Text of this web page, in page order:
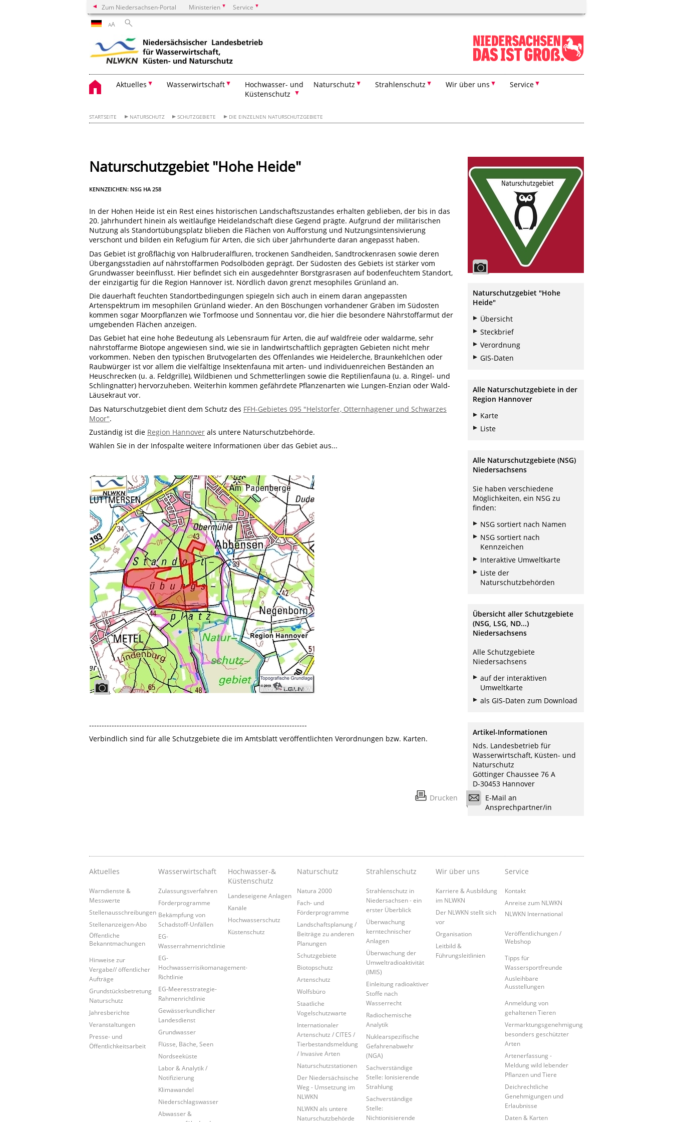
Zum Niedersachsen-Portal Ministerien Service
AA
Aktuelles Wasserwirtschaft
Hochwasser- und
Küstenschutz
Naturschutz Strahlenschutz Wir über uns Service
STARTSEITE NATURSCHUTZ SCHUTZGEBIETE DIE EINZELNEN NATURSCHUTZGEBIETE
Naturschutzgebiet "Hohe Heide"
KENNZEICHEN: NSG HA 258
In der Hohen Heide ist ein Rest eines historischen Landschaftszustandes erhalten geblieben, der bis in das
20. Jahrhundert hinein als weitläufige Heidelandschaft diese Gegend prägte. Aufgrund der militärischen
Nutzung als Standortübungsplatz blieben die Flächen von Aufforstung und Nutzungsintensivierung
verschont und bilden ein Refugium für Arten, die sich über Jahrhunderte daran angepasst haben.
Das Gebiet ist großflächig von Halbruderalfluren, trockenen Sandheiden, Sandtrockenrasen sowie deren
Übergangsstadien auf nährstoffarmen Podsolböden geprägt. Der Südosten des Gebiets ist stärker vom
Grundwasser beeinflusst. Hier befindet sich ein ausgedehnter Borstgrasrasen auf bodenfeuchtem Standort,
der einzigartig für die Region Hannover ist. Nördlich davon grenzt mesophiles Grünland an.
Die dauerhaft feuchten Standortbedingungen spiegeln sich auch in einem daran angepassten
Artenspektrum im mesophilen Grünland wieder. An den Böschungen vorhandener Gräben im Südosten
kommen sogar Moorpflanzen wie Torfmoose und Sonnentau vor, die hier die besondere Nährstoffarmut der
umgebenden Flächen anzeigen.
Das Gebiet hat eine hohe Bedeutung als Lebensraum für Arten, die auf waldfreie oder waldarme, sehr
nährstoffarme Biotope angewiesen sind, wie sie in landwirtschaftlich geprägten Gebieten nicht mehr
vorkommen. Neben den typischen Brutvogelarten des Offenlandes wie Heidelerche, Braunkehlchen oder
Raubwürger ist vor allem die vielfältige Insektenfauna mit arten- und individuenreichen Beständen an
Heuschrecken (u. a. Feldgrille), Wildbienen und Schmetterlingen sowie die Reptilienfauna (u. a. Ringel- und
Schlingnatter) hervorzuheben. Weiterhin kommen gefährdete Pflanzenarten wie Lungen-Enzian oder Wald-
Läusekraut vor.
Das Naturschutzgebiet dient dem Schutz des FFH-Gebietes 095 "Helstorfer, Otternhagener und Schwarzes
Moor".
Zuständig ist die Region Hannover als untere Naturschutzbehörde.
Wählen Sie in der Infospalte weitere Informationen über das Gebiet aus...
Bildrechte:NLWKN
---------------------------------------------------------------------------------------
Verbindlich sind für alle Schutzgebiete die im Amtsblatt veröffentlichten Verordnungen bzw. Karten.
Drucken
Naturschutzgebiet "Hohe
Heide"
Übersicht
Steckbrief
Verordnung
GIS-Daten
Alle Naturschutzgebiete in der
Region Hannover
Karte
Liste
Alle Naturschutzgebiete (NSG)
Niedersachsens
Sie haben verschiedene
Möglichkeiten, ein NSG zu
finden:
NSG sortiert nach Namen
NSG sortiert nach
Kennzeichen
Interaktive Umweltkarte
Liste der
Naturschutzbehörden
Übersicht aller Schutzgebiete
(NSG, LSG, ND...)
Niedersachsens
Alle Schutzgebiete
Niedersachsens
auf der interaktiven
Umweltkarte
als GIS-Daten zum Download
Artikel-Informationen
Nds. Landesbetrieb für
Wasserwirtschaft, Küsten- und
Naturschutz
Göttinger Chaussee 76 A
D-30453 Hannover
E-Mail an
Ansprechpartner/in
Aktuelles
Warndienste &
Messwerte
Stellenausschreibungen
Stellenanzeigen-Abo
Öffentliche
Bekanntmachungen
Hinweise zur
Vergabe// öffentlicher
Aufträge
Grundstücksbetretung
Naturschutz
Jahresberichte
Veranstaltungen
Presse- und
Öffentlichkeitsarbeit
Wasserwirtschaft
Zulassungsverfahren
Förderprogramme
Bekämpfung von
Schadstoff-Unfällen
EG-
Wasserrahmenrichtlinie
EG-
Hochwasserrisikomanagement-
Richtlinie
EG-Meeresstrategie-
Rahmenrichtlinie
Gewässerkundlicher
Landesdienst
Grundwasser
Flüsse, Bäche, Seen
Nordseeküste
Labor & Analytik /
Notifizierung
Klimawandel
Niederschlagswasser
Abwasser &
Hochwasser-&
Küstenschutz
Landeseigene Anlagen
Kanäle
Hochwasserschutz
Küstenschutz
Naturschutz
Natura 2000
Fach- und
Förderprogramme
Landschaftsplanung /
Beiträge zu anderen
Planungen
Schutzgebiete
Biotopschutz
Artenschutz
Wolfsbüro
Staatliche
Vogelschutzwarte
Internationaler
Artenschutz / CITES /
Tierbestandsmeldung
/ Invasive Arten
Naturschutzstationen
Der Niedersächsische
Weg - Umsetzung im
NLWKN
NLWKN als untere
Naturschutzbehörde
Strahlenschutz
Strahlenschutz in
Niedersachsen - ein
erster Überblick
Überwachung
kerntechnischer
Anlagen
Überwachung der
Umweltradioaktivität
(IMIS)
Einleitung radioaktiver
Stoffe nach
Wasserrecht
Radiochemische
Analytik
Nuklearspezifische
Gefahrenabwehr
(NGA)
Sachverständige
Stelle: Ionisierende
Strahlung
Sachverständige
Stelle:
Nichtionisierende
Wir über uns
Karriere & Ausbildung
im NLWKN
Der NLWKN stellt sich
vor
Organisation
Leitbild &
Führungsleitlinien
Service
Kontakt
Anreise zum NLWKN
NLWKN International
Veröffentlichungen /
Webshop
Tipps für
Wassersportfreunde
Ausleihbare
Ausstellungen
Anmeldung von
gehaltenen Tieren
Vermarktungsgenehmigung
besonders geschützter
Arten
Artenerfassung -
Meldung wild lebender
Pflanzen und Tiere
Deichrechtliche
Genehmigungen und
Erlaubnisse
Daten & Karten